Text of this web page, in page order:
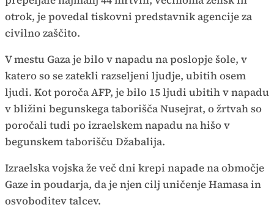
otrok, je povedal tiskovni predstavnik agencije za
civilno zaščito.
V mestu Gaza je bilo v napadu na poslopje šole, v
katero so se zatekli razseljeni ljudje, ubitih osem
ljudi. Kot poroča AFP, je bilo 15 ljudi ubitih v napadu
v bližini begunskega taborišča Nusejrat, o žrtvah so
poročali tudi po izraelskem napadu na hišo v
begunskem taborišču Džabalija.
Izraelska vojska že več dni krepi napade na območje
Gaze in poudarja, da je njen cilj uničenje Hamasa in
osvoboditev talcev.